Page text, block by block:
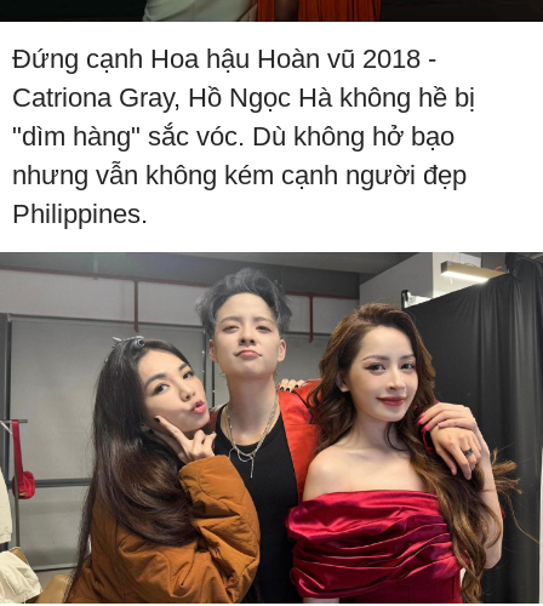
Đứng cạnh Hoa hậu Hoàn vũ 2018 -
Catriona Gray, Hồ Ngọc Hà không hề bị
"dìm hàng" sắc vóc. Dù không hở bạo
nhưng vẫn không kém cạnh người đẹp
Philippines.